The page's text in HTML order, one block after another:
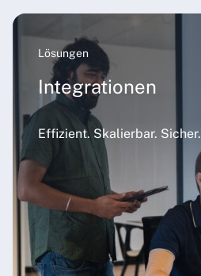
Lösungen
Integrationen
Effizient. Skalierbar. Sicher.